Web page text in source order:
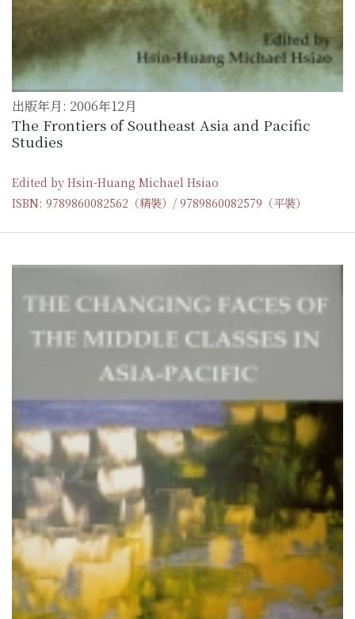
出版年月: 2006年12月
The Frontiers of Southeast Asia and Pacific
Studies
Edited by Hsin-Huang Michael Hsiao
ISBN: 9789860082562（精裝）/ 9789860082579（平裝）